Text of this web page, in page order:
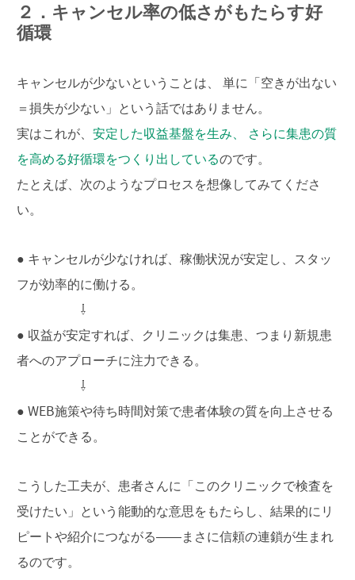
２．キャンセル率の低さがもたらす好
循環
キャンセルが少ないということは、 単に「空きが出ない
＝損失が少ない」という話ではありません。
実はこれが、 安定した収益基盤を生み、 さらに集患の質
を高める好循環をつくり出しているのです。
たとえば、次のようなプロセスを想像してみてくださ
い。
● キャンセルが少なければ、稼働状況が安定し、スタッ
フが効率的に働ける。
⇩
● 収益が安定すれば、クリニックは集患、つまり新規患
者へのアプローチに注力できる。
⇩
● WEB施策や待ち時間対策で患者体験の質を向上させる
ことができる。
こうした工夫が、患者さんに「このクリニックで検査を
受けたい」という能動的な意思をもたらし、結果的にリ
ピートや紹介につながる――まさに信頼の連鎖が生まれ
るのです。